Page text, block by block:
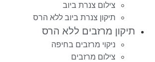
צילום צנרת ביוב
תיקון צנרת ביוב ללא הרס
תיקון מרזבים ללא הרס
ניקוי מרזבים בחיפה
צילום מרזבים